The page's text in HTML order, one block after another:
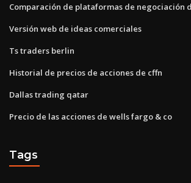
Comparación de plataformas de negociación
Versión web de ideas comerciales
Ts traders berlin
Historial de precios de acciones de cffn
Dallas trading qatar
Precio de las acciones de wells fargo & co
Tags